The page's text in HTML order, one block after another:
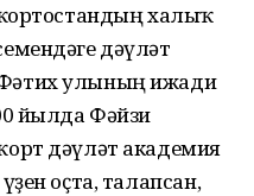
халыҡ
дәүләт
улы­ның ижади
йылда Фәйзи
дәүләт академия
оҫта, талапсан,